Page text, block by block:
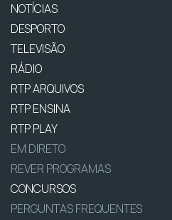
NOTÍCIAS
DESPORTO
TELEVISÃO
RÁDIO
RTP ARQUIVOS
RTP ENSINA
RTP PLAY
EM DIRETO
REVER PROGRAMAS
CONCURSOS
PERGUNTAS FREQUENTES